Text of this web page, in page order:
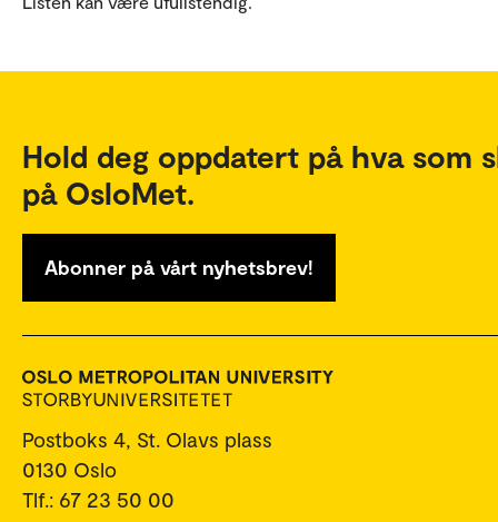
Hold deg oppdatert på hva som
på OsloMet.
Abonner på vårt nyhetsbrev!
Postboks 4, St. Olavs plass
0130 Oslo
Tlf.: 67 23 50 00